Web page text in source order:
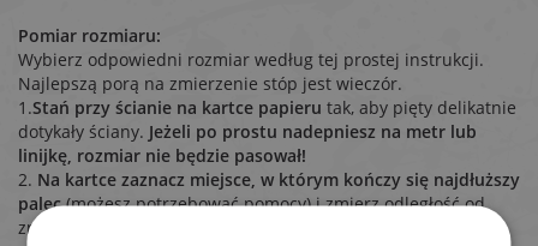
Pomiar rozmiaru:
Wybierz odpowiedni rozmiar według tej prostej instrukcji.
Najlepszą porą na zmierzenie stóp jest wieczór.
1.Stań przy ścianie na kartce papieru tak, aby pięty delikatnie
dotykały ściany. Jeżeli po prostu nadepniesz na metr lub
linijkę, rozmiar nie będzie pasował!
2. Na kartce zaznacz miejsce, w którym kończy się najdłuższy
palec(możesz potrzebować pomocy) i zmierz odległość od
znaku do ściany.